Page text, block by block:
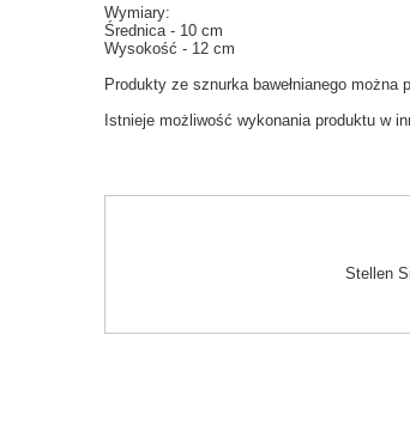
Wymiary:
Średnica - 10 cm
Wysokość - 12 cm
Produkty ze sznurka bawełnianego można
Istnieje możliwość wykonania produktu w
Stellen